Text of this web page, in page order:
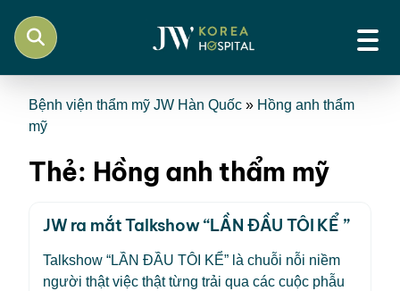
Bệnh viện thẩm mỹ JW Hàn Quốc » Hồng anh thẩm
mỹ
Thẻ: Hồng anh thẩm mỹ
JW ra mắt Talkshow “LẦN ĐẦU TÔI KỂ ”
Talkshow “LẦN ĐẦU TÔI KỂ” là chuỗi nỗi niềm
người thật việc thật từng trải qua các cuộc phẫu